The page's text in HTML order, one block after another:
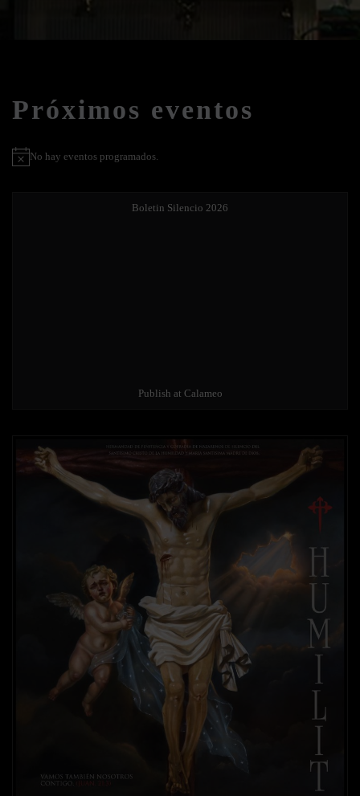
Próximos eventos
Aviso
No hay eventos programados.
Boletin Silencio 2026
Publish at Calameo